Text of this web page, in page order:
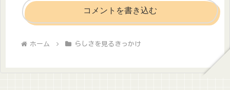
コメントを書き込む
ホーム らしさを見るきっかけ